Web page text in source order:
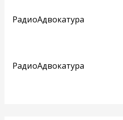
РадиоАдвокатура
РадиоАдвокатура